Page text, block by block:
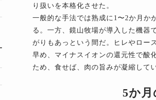
り扱いを本格化させた。
一般的な手法では熟成に1〜2か月か
る。一方、鏡山牧場が導入した機器
がりもあっという間だ。ヒレやロー
早め、マイナスイオンの還元性で酸
ため、食せば、肉の旨みが凝縮して
5か